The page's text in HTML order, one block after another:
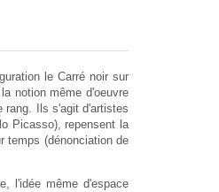
le Carré noir sur
notion même d'oeuvre
rang. Ils s'agit d'artistes
Picasso), repensent la
temps (dénonciation de
l'idée même d'espace